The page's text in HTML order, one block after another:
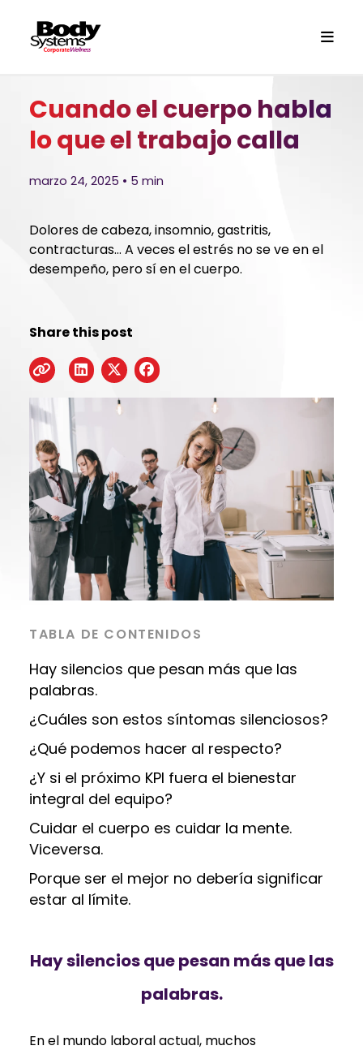
Cuando el cuerpo habla
lo que el trabajo calla
marzo 24, 2025 • 5 min
Dolores de cabeza, insomnio, gastritis,
contracturas… A veces el estrés no se ve en el
desempeño, pero sí en el cuerpo.
Share this post
TABLA DE CONTENIDOS
Hay silencios que pesan más que las
palabras.
¿Cuáles son estos síntomas silenciosos?
¿Qué podemos hacer al respecto?
¿Y si el próximo KPI fuera el bienestar
integral del equipo?
Cuidar el cuerpo es cuidar la mente.
Viceversa.
Porque ser el mejor no debería significar
estar al límite.
Hay silencios que pesan más que las
palabras.
En el mundo laboral actual, muchos